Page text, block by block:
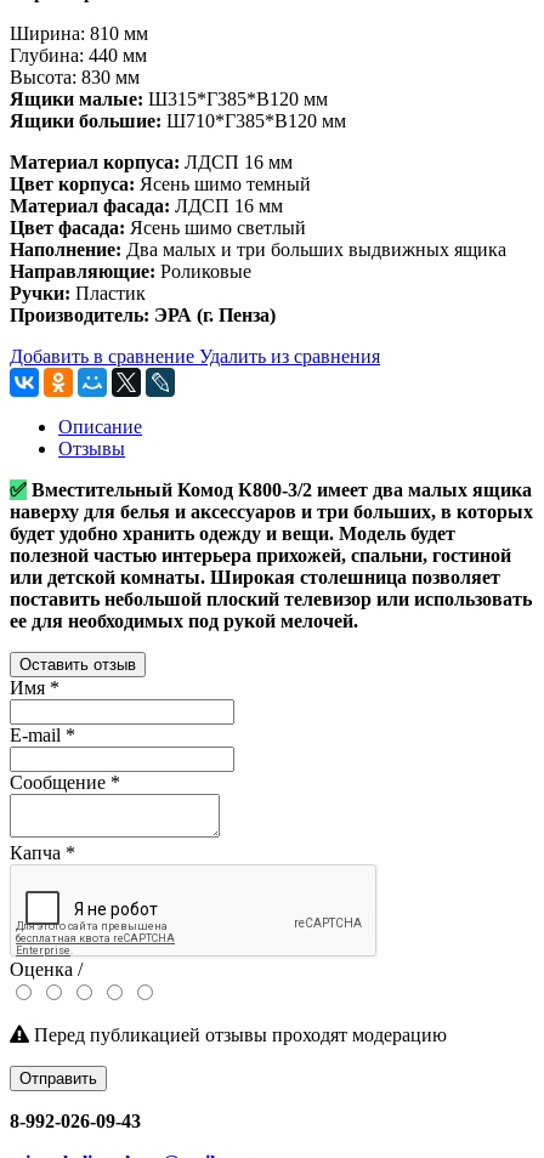
Ширина: 810 мм
Глубина: 440 мм
Высота: 830 мм
Ящики малые: Ш315*Г385*В120 мм
Ящики большие: Ш710*Г385*В120 мм
Материал корпуса: ЛДСП 16 мм
Цвет корпуса: Ясень шимо темный
Материал фасада: ЛДСП 16 мм
Цвет фасада: Ясень шимо светлый
Наполнение: Два малых и три больших выдвижных ящика
Направляющие: Роликовые
Ручки: Пластик
Производитель: ЭРА (г. Пенза)
Добавить в сравнение Удалить из сравнения
Описание
Отзывы
✅ Вместительный Комод К800-3/2 имеет два малых ящика
наверху для белья и аксессуаров и три больших, в которых
будет удобно хранить одежду и вещи. Модель будет
полезной частью интерьера прихожей, спальни, гостиной
или детской комнаты. Широкая столешница позволяет
поставить небольшой плоский телевизор или использовать
ее для необходимых под рукой мелочей.
Оставить отзыв
Имя *
E-mail *
Сообщение *
Капча *
Оценка /
Перед публикацией отзывы проходят модерацию
Отправить
8-992-026-09-43